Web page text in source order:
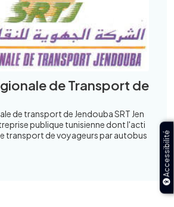
Accessibilité
de Transport de
de transport de Jendouba SRT Jen
publique tunisienne dont l'acti
transport de voyageurs par autobus